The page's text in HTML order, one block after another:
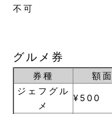
不可
グルメ券
券種 額面
ジェフグル
メ
¥500